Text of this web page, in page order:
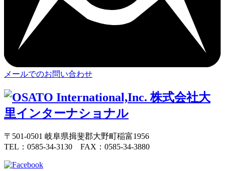
メールでのお問い合わせ
〒501-0501 岐阜県揖斐郡大野町稲富1956
TEL：0585-34-3130 FAX：0585-34-3880